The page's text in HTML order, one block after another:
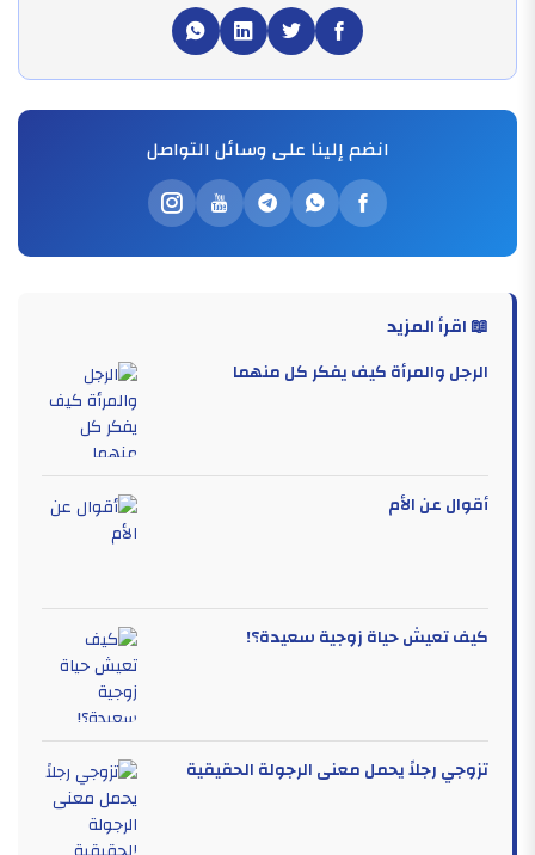
انضم إلينا على وسائل التواصل
📖 اقرأ المزيد
الرجل والمرأة كيف يفكر كل منهما
أقوال عن الأم
كيف تعيش حياة زوجية سعيدة؟!
تزوجي رجلاً يحمل معنى الرجولة الحقيقية